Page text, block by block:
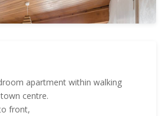
apartment within walking
centre.
front,